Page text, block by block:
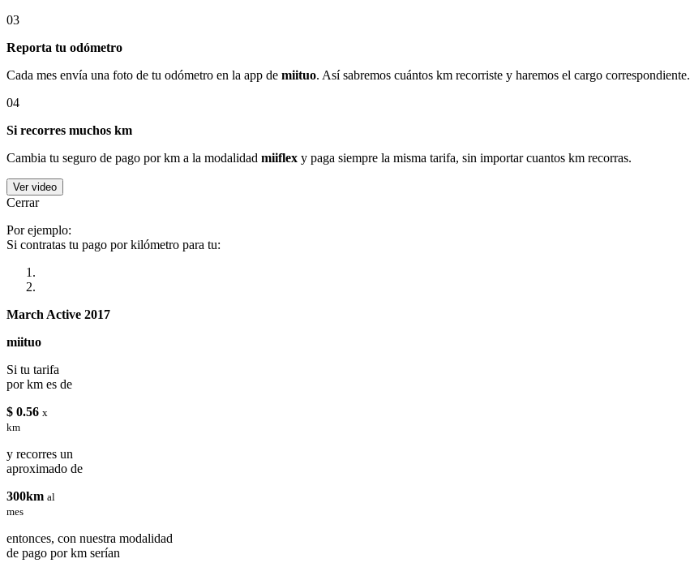
03
Reporta tu odómetro
Cada mes envía una foto de tu odómetro en la app de miituo. Así sabremos cuántos km recorriste y haremos el cargo correspondiente.
04
Si recorres muchos km
Cambia tu seguro de pago por km a la modalidad miiflex y paga siempre la misma tarifa, sin importar cuantos km recorras.
Ver video
Cerrar
Por ejemplo:
Si contratas tu pago por kilómetro para tu:
March Active 2017
miituo
Si tu tarifa
por km es de
$ 0.56 x
km
y recorres un
aproximado de
300km al
mes
entonces, con nuestra modalidad
de pago por km serían